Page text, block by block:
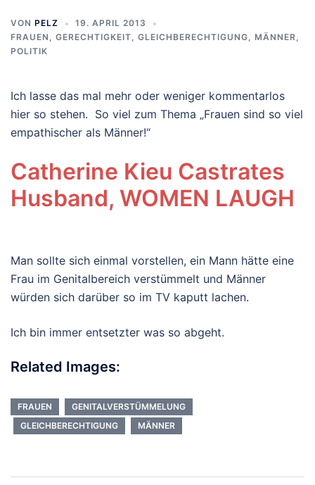
VON PELZ
19. APRIL 2013
FRAUEN , GERECHTIGKEIT, GLEICHBERECHTIGUNG, MÄNNER,
POLITIK
Ich lasse das mal mehr oder weniger kommentarlos
hier so stehen. So viel zum Thema „Frauen sind so viel
empathischer als Männer!“
Catherine Kieu Castrates
Husband, WOMEN LAUGH
Man sollte sich einmal vorstellen, ein Mann hätte eine
Frau im Genitalbereich verstümmelt und Männer
würden sich darüber so im TV kaputt lachen.
Ich bin immer entsetzter was so abgeht.
Related Images:
FRAUEN
GENITALVERSTÜMMELUNG
GLEICHBERECHTIGUNG
MÄNNER